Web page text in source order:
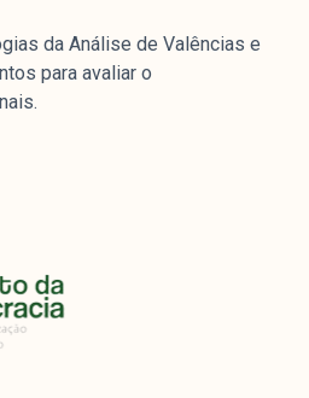
da Análise de Valências e
para avaliar o